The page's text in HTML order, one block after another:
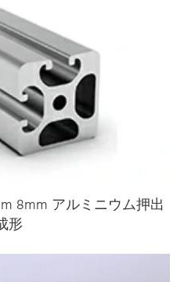
8mm アルミニウム押出
形